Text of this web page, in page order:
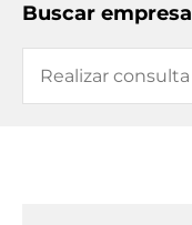
Buscar empresa